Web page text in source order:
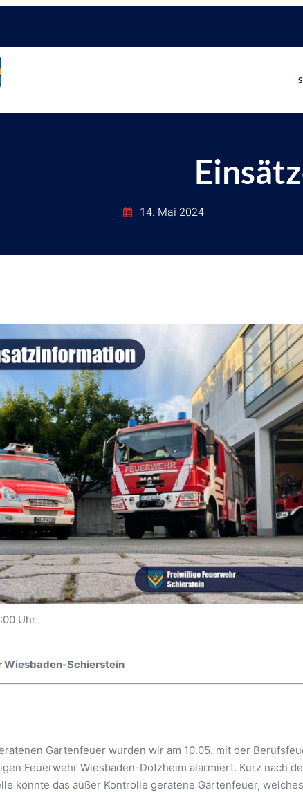
14. Mai 2024
Uhr
Wiesbaden-Schierstein
Gartenfeuer wurden wir am 10.05. mit der
Feuerwehr Wiesbaden-Dotzheim alarmiert. Kurz nach
konnte das außer Kontrolle geratene Gartenfeuer, welches